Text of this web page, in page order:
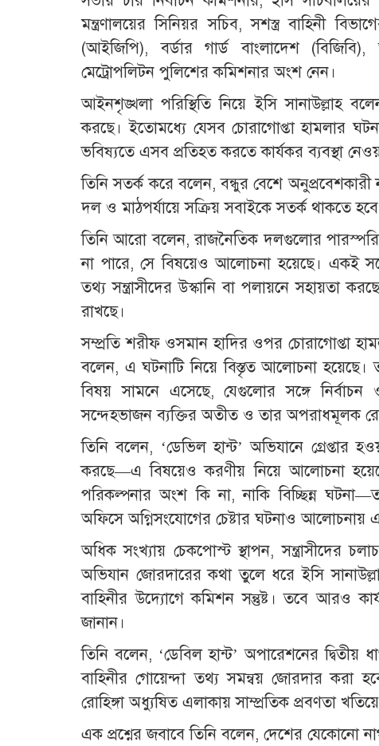
মন্ত্রণালয়ের সিনিয়র সচিব, সশস্ত্র বাহিনী
(আইজিপি), বর্ডার গার্ড বাংলাদেশ
মেট্রোপলিটন পুলিশের কমিশনার অংশ নেন।
আইনশৃঙ্খলা পরিস্থিতি নিয়ে ইসি সানাউল্লাহ
করছে। ইতোমধ্যে যেসব চোরাগোপ্তা হামলার
ভবিষ্যতে এসব প্রতিহত করতে কার্যকর ব্যবস্থা
তিনি সতর্ক করে বলেন, বন্ধুর বেশে
দল ও মাঠপর্যায়ে সক্রিয় সবাইকে সতর্ক থাকতে
তিনি আরো বলেন, রাজনৈতিক দলগুলোর পারস্পরিক
না পারে, সে বিষয়েও আলোচনা হয়েছে। একই
তথ্য সন্ত্রাসীদের উস্কানি বা পলায়নে সহায়তা
রাখছে।
সম্প্রতি শরীফ ওসমান হাদির ওপর চোরাগোপ্তা
বলেন, এ ঘটনাটি নিয়ে বিস্তৃত আলোচনা হয়েছে।
বিষয় সামনে এসেছে, যেগুলোর সঙ্গে নির্বাচন
সন্দেহভাজন ব্যক্তির অতীত ও তার অপরাধমূলক
তিনি বলেন, ‘ডেভিল হান্ট’ অভিযানে গ্রেপ্তার
করছে—এ বিষয়েও করণীয় নিয়ে আলোচনা
পরিকল্পনার অংশ কি না, নাকি বিচ্ছিন্ন
অফিসে অগ্নিসংযোগের চেষ্টার ঘটনাও আলোচনায়
অধিক সংখ্যায় চেকপোস্ট স্থাপন, সন্ত্রাসীদের
অভিযান জোরদারের কথা তুলে ধরে ইসি
বাহিনীর উদ্যোগে কমিশন সন্তুষ্ট। তবে আরও
জানান।
তিনি বলেন, ‘ডেবিল হান্ট’ অপারেশনের
বাহিনীর গোয়েন্দা তথ্য সমন্বয় জোরদার করা
রোহিঙ্গা অধ্যুষিত এলাকায় সাম্প্রতিক প্রবণতা
এক প্রশ্নের জবাবে তিনি বলেন, দেশের যেকোনো